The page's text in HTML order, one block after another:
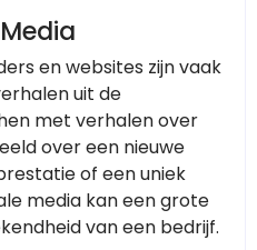
en websites zijn vaak
uit de
met verhalen over
over een nieuwe
of een uniek
media kan een grote
van een bedrijf.